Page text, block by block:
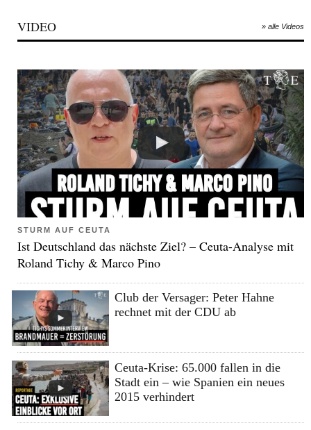
VIDEO » alle Videos
STURM AUF CEUTA
Ist Deutschland das nächste Ziel? – Ceuta-Analyse mit
Roland Tichy & Marco Pino
Club der Versager: Peter Hahne
rechnet mit der CDU ab
Ceuta-Krise: 65.000 fallen in die
Stadt ein – wie Spanien ein neues
2015 verhindert